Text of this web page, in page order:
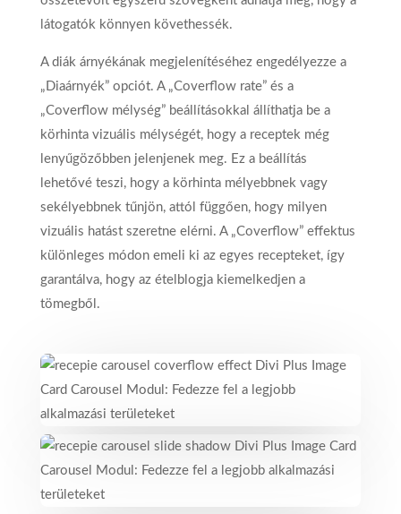
látogatók könnyen követhessék.
A diák árnyékának megjelenítéséhez engedélyezze a
„Diaárnyék” opciót. A „Coverflow rate” és a
„Coverflow mélység” beállításokkal állíthatja be a
körhinta vizuális mélységét, hogy a receptek még
lenyűgözőbben jelenjenek meg. Ez a beállítás
lehetővé teszi, hogy a körhinta mélyebbnek vagy
sekélyebbnek tűnjön, attól függően, hogy milyen
vizuális hatást szeretne elérni. A „Coverflow” effektus
különleges módon emeli ki az egyes recepteket, így
garantálva, hogy az ételblogja kiemelkedjen a
tömegből.